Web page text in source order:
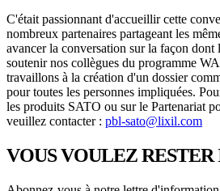
C'était passionnant d'accueillir cette
nombreux partenaires partageant les
avancer la conversation sur la façon
soutenir nos collègues du programme
travaillons à la création d'un dossier
pour toutes les personnes impliquées.
les produits SATO ou sur le Partenariat
veuillez contacter : pbl-sato@lixil.com
VOUS VOULEZ